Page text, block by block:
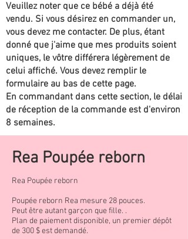
Veuillez noter que ce bébé a déjà été
vendu. Si vous désirez en commander un,
vous devez me contacter. De plus, étant
donné que j'aime que mes produits soient
uniques, le vôtre différera légèrement de
celui affiché. Vous devez remplir le
formulaire au bas de cette page.
En commandant dans cette section, le délai
de réception de la commande est d'environ
8 semaines.
Rea Poupée reborn
Rea Poupée reborn
Poupée reborn Rea mesure 28 pouces.
Peut être autant garçon que fille. .
Plan de paiement disponible, un premier dépôt
de 300 $ est demandé.